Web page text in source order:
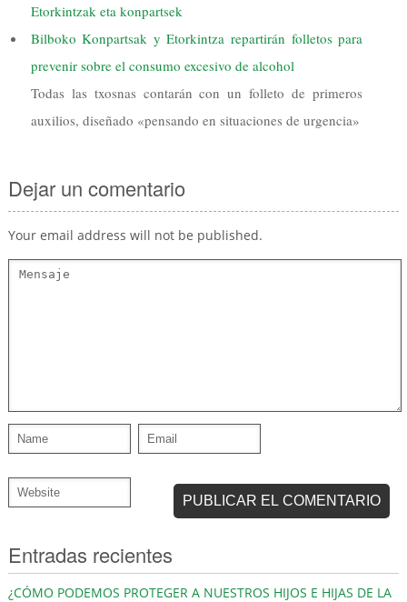
Etorkintzak eta konpartsek
Bilboko Konpartsak y Etorkintza repartirán folletos para
prevenir sobre el consumo excesivo de alcohol
Todas las txosnas contarán con un folleto de primeros
auxilios, diseñado «pensando en situaciones de urgencia»
Dejar un comentario
Your email address will not be published.
Entradas recientes
¿CÓMO PODEMOS PROTEGER A NUESTROS HIJOS E HIJAS DE LA